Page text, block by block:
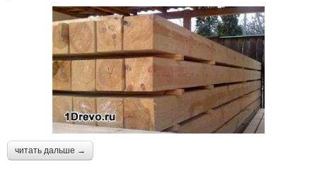
читать дальше →